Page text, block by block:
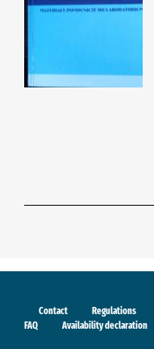
Contact Regulations
FAQ
Availability declaration